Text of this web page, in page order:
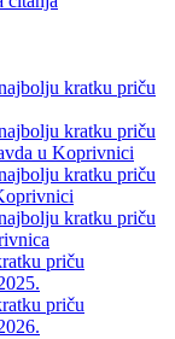
kratku priču
kratku priču
u Koprivnici
kratku priču
kratku priču
priču
priču